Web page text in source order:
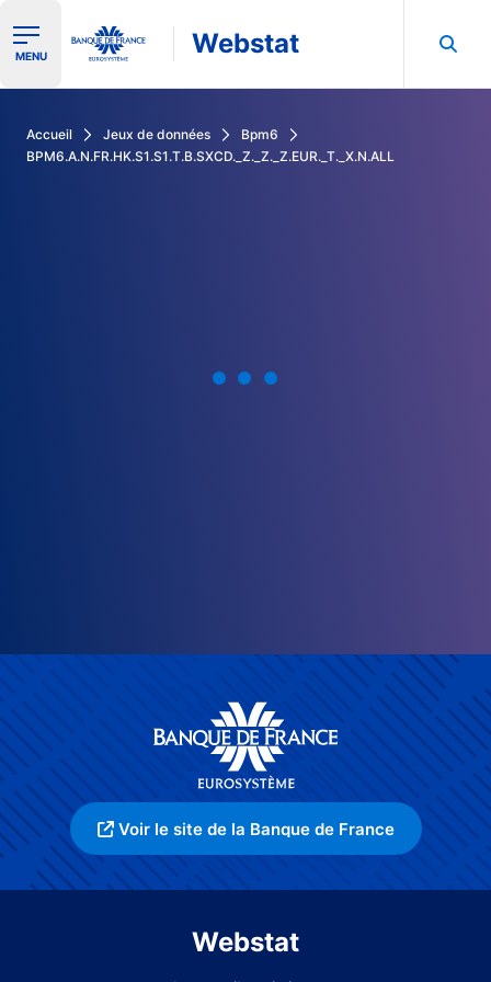
Ouvrir le menu de navigation
MENU Webstat
Accueil Jeux de données
Bpm6
BPM6.A.N.FR.HK.S1.S1.T.B.SXCD._Z._Z._Z.EUR._T._X.N.ALL
Voir le site de la Banque de France
Webstat